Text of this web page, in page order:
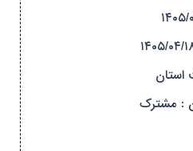
۰۴/۱۸
۰۴/۱۸
استان
: مشترک